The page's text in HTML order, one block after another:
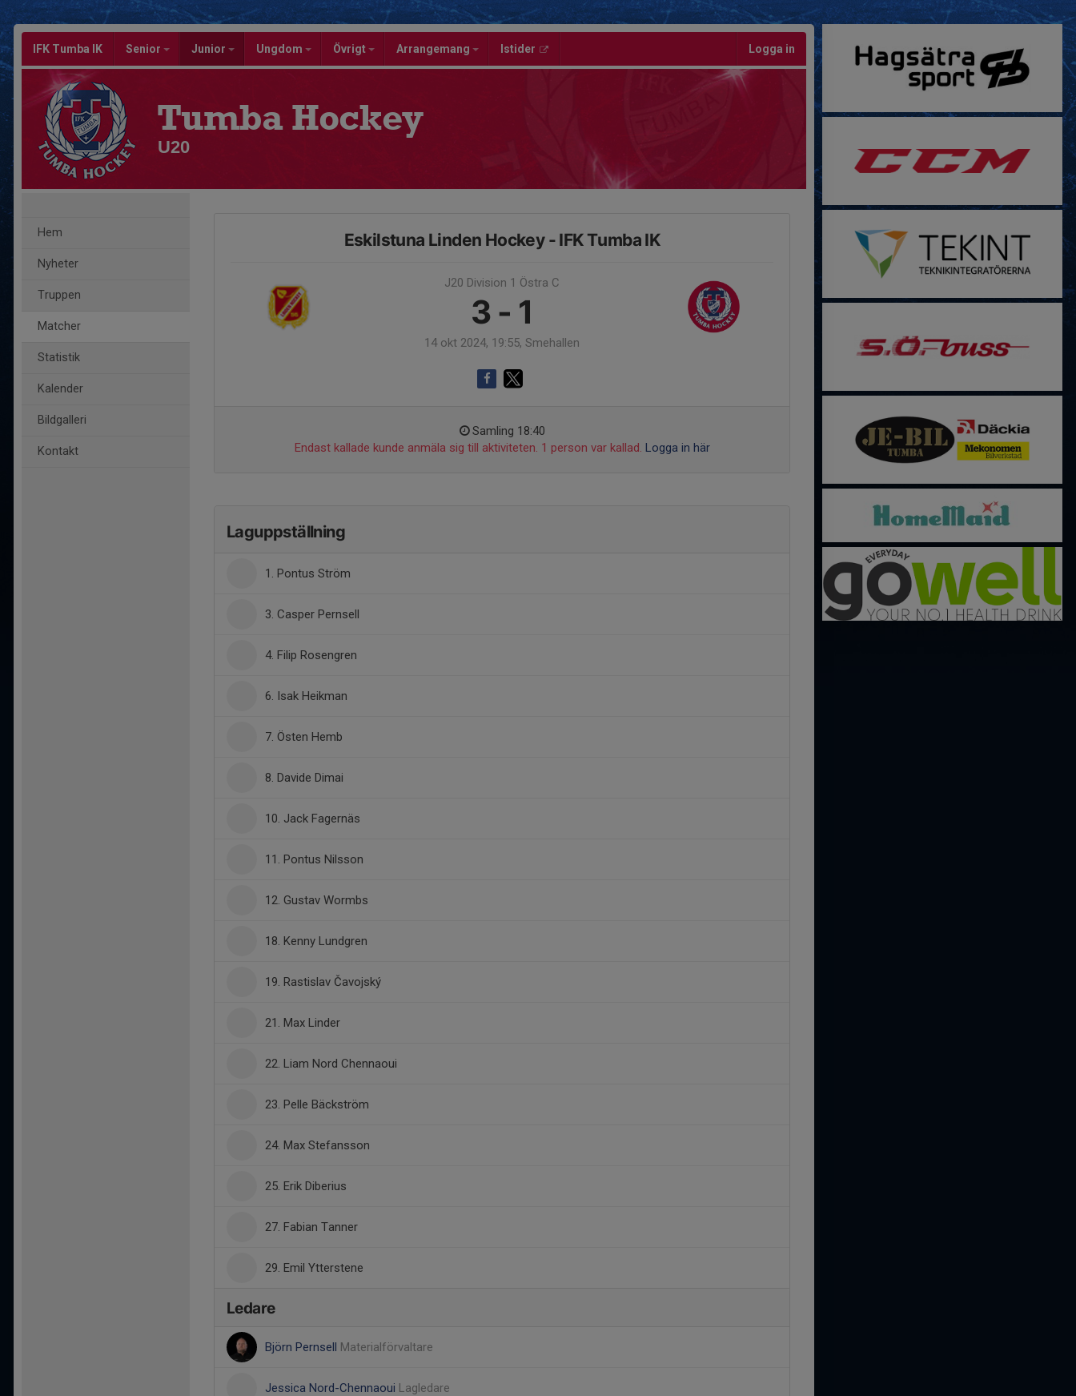
IFK Tumba IK Senior Junior Ungdom Övrigt Arrangemang Istider Logga in
Tumba Hockey
U20
Hem
Nyheter
Truppen
Matcher
Statistik
Kalender
Bildgalleri
Kontakt
Eskilstuna Linden Hockey - IFK Tumba IK
J20 Division 1 Östra C
3 - 1
14 okt 2024, 19:55, Smehallen
Samling 18:40
Endast kallade kunde anmäla sig till aktiviteten. 1 person var kallad. Logga in här
Laguppställning
1. Pontus Ström
3. Casper Pernsell
4. Filip Rosengren
6. Isak Heikman
7. Östen Hemb
8. Davide Dimai
10. Jack Fagernäs
11. Pontus Nilsson
12. Gustav Wormbs
18. Kenny Lundgren
19. Rastislav Čavojský
21. Max Linder
22. Liam Nord Chennaoui
23. Pelle Bäckström
24. Max Stefansson
25. Erik Diberius
27. Fabian Tanner
29. Emil Ytterstene
Ledare
Björn Pernsell Materialförvaltare
Jessica Nord-Chennaoui Lagledare